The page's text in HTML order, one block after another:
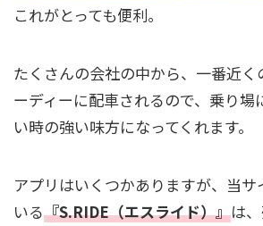
これがとっても便利。
たくさんの会社の中から、一番近
ーディーに配車されるので、乗り場
い時の強い味方になってくれます。
アプリはいくつかありますが、当サ
いる『S.RIDE（エスライド）』は